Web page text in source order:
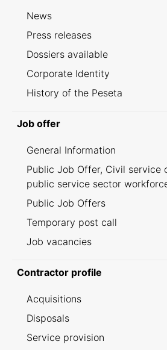
News
Press releases
Dossiers available
Corporate Identity
History of the Peseta
Job offer
General Information
Public Job Offer, Civil service
public service sector
Public Job Offers
Temporary post call
Job vacancies
Contractor profile
Acquisitions
Disposals
Service provision